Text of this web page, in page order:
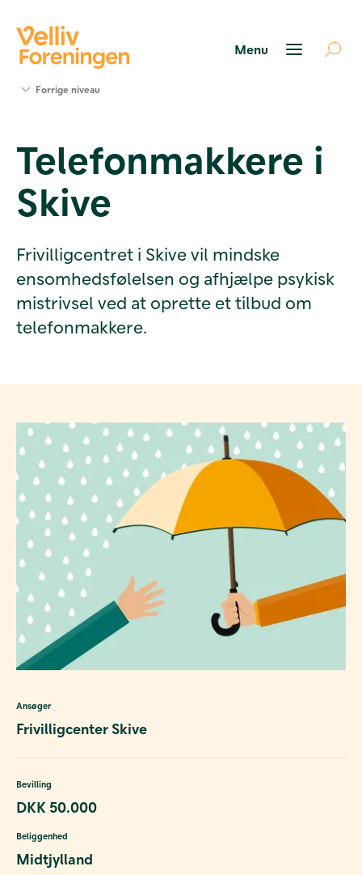
Værktøjer
og viden
Om Velliv
Foreningen
Forrige niveau
Telefonmakkere i
Skive
Frivilligcentret i Skive vil mindske
ensomhedsfølelsen og afhjælpe psykisk
mistrivsel ved at oprette et tilbud om
telefonmakkere.
Ansøger
Frivilligcenter Skive
Bevilling
DKK 50.000
Beliggenhed
Midtjylland